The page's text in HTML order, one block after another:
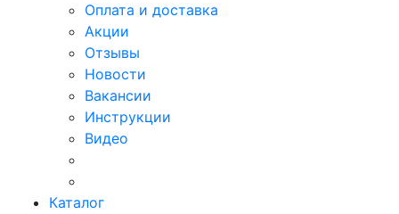
Оплата и доставка
Акции
Отзывы
Новости
Вакансии
Инструкции
Видео
Каталог